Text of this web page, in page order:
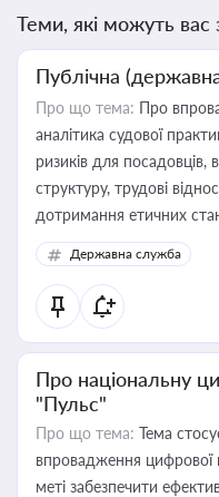
Теми, які можуть вас
Публічна
Про що тема: Про
аналітика судової
ризиків для посадовців,
структуру, трудові
дотримання етичних
Державна служба
Про національну
"Пульс"
Про що тема: Тема
впровадження
меті забезпечити